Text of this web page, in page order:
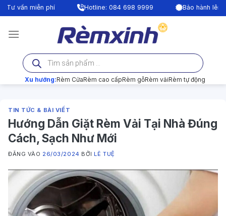
Bỏ
qua
nội
Hotline: 084 698 9999 Bảo hành lên tới 24 tháng
Tìm
kiếm
sản
phẩm
Xu hướng:Rèm CửaRèm cao cấpRèm gỗRèm vảiRèm tự động
TIN TỨC & BÀI VIẾT
Hướng Dẫn Giặt Rèm Vải Tại Nhà Đúng
Cách, Sạch Như Mới
ĐĂNG VÀO 26/03/2024 BỞI LÊ TUỆ